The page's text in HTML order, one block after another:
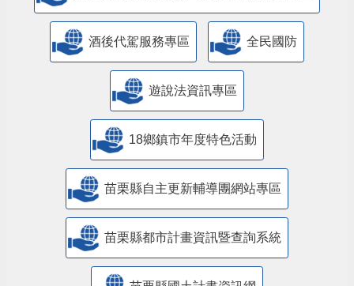
酒後代駕服務專區 全民國防
遊說法資訊專區
18鄉鎮市年度特色活動
苗栗縣自主更新輔導團網站專區
苗栗縣都市計畫資訊暨查詢系統